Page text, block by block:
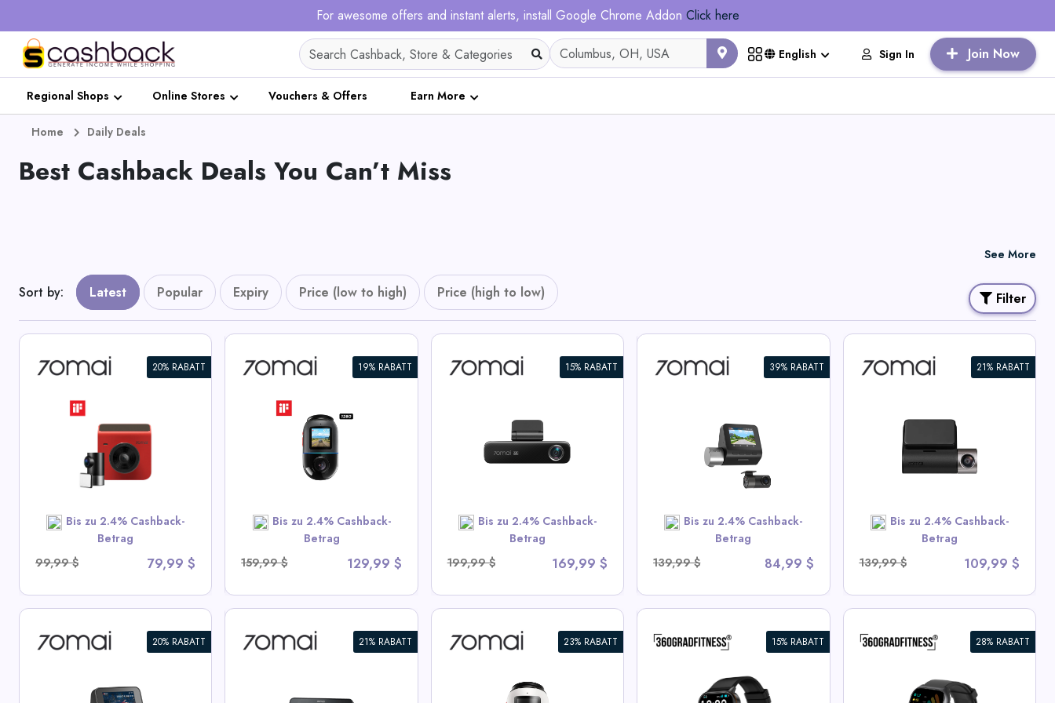
For awesome offers and instant alerts, install Google Chrome Addon Click here
English Sign In Join Now
Regional Shops Online Stores Vouchers & Offers Earn More
Home Daily Deals
Best Cashback Deals You Can’t Miss
See More
Sort by: Latest Popular Expiry Price (low to high) Price (high to low) Filter
20% RABATT
Bis zu 2.4% Cashback-
Betrag
99,99 $
79,99 $
19% RABATT
Bis zu 2.4% Cashback-
Betrag
159,99 $
129,99 $
360° Vollansicht mit
integriertem eMMC, KI-
Erkennung & 4G LTE-
Unterstützung
View All 70mai Deals
SHOP NOW
15% RABATT
Bis zu 2.4% Cashback-
Betrag
199,99 $
169,99 $
mit integriertem eMMC,
Dual Sony STARVIS 2,
HDR-Aufzeichnung, 4G
LTE & kompaktem Design
View All 70mai Deals
SHOP NOW
39% RABATT
Bis zu 2.4% Cashback-
Betrag
139,99 $
84,99 $
Bildschirm & Dual-Channel-
Unterstützung
SHOP NOW
21% RABATT
Bis zu 2.4% Cashback-
Betrag
139,99 $
109,99 $
2, 4G LTE & Dual HDR
Unterstützung
View All 70mai Deals
SHOP NOW
20% RABATT 21% RABATT
A800SE mit HDR, super
23% RABATT 15% RABATT 28% RABATT
Health